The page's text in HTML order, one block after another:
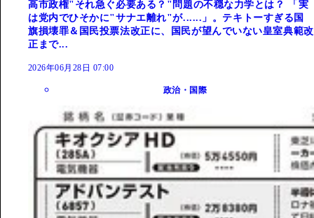
高市政権"それ急ぐ必要ある？"問題の不穏な力学とは？ 「実
は党内でひそかに"サナエ離れ"が......」。テキトーすぎる国
旗損壊罪＆国民投票法改正に、国民が望んでいない皇室典範改
正まで...
2026年06月28日 07:00
政治・国際